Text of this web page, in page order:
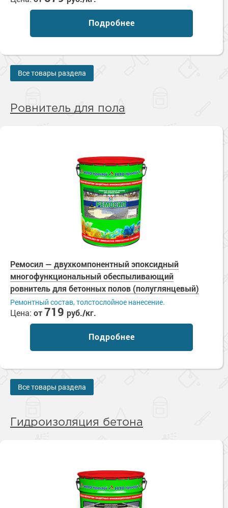
Подробнее
Все товары раздела
Ровнитель для пола
Ремосил — двухкомпонентный эпоксидный
многофункциональный обеспыливающий
ровнитель для бетонных полов (полуглянцевый)
Ремонтный состав, толстослойное нанесение.
Цена: от719 руб./кг.
Подробнее
Все товары раздела
Гидроизоляция бетона